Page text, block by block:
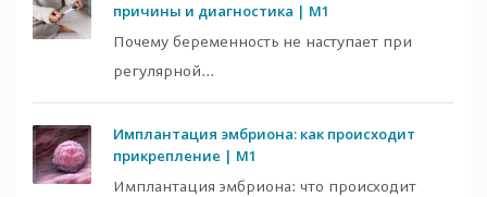
причины и диагностика | M1
Почему беременность не наступает при
регулярной...
Имплантация эмбриона: как происходит
прикрепление | M1
Имплантация эмбриона: что происходит